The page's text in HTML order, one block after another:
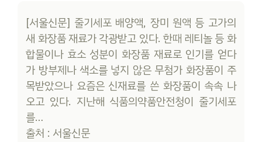
[서울신문] 줄기세포 배양액, 장미 원액 등 고가의
새 화장품 재료가 각광받고 있다. 한때 레티놀 등 화
합물이나 효소 성분이 화장품 재료로 인기를 얻다
가 방부제나 색소를 넣지 않은 무첨가 화장품이 주
목받았으나 요즘은 신재료를 쓴 화장품이 속속 나
오고 있다. 지난해 식품의약품안전청이 줄기세포
를…
출처 : 서울신문